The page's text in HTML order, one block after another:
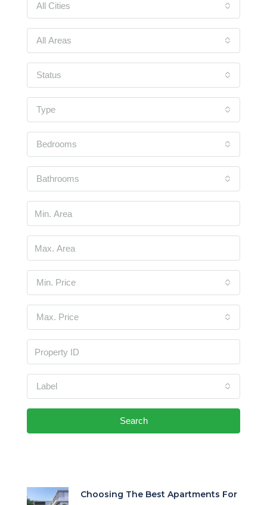
All Cities
All Areas
Status
Type
Bedrooms
Bathrooms
Min. Price
Max. Price
Label
Search
Choosing The Best Apartments For